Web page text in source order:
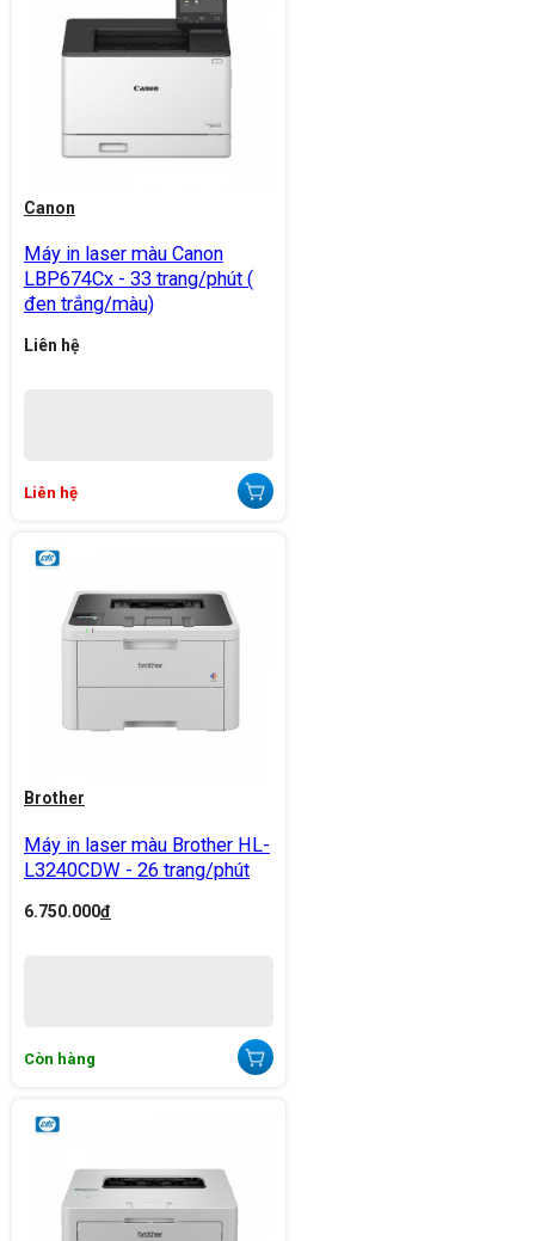
Canon
Máy in laser màu Canon
LBP674Cx - 33 trang/phút (
đen trắng/màu)
Liên hệ
Liên hệ
Brother
Máy in laser màu Brother HL-
L3240CDW - 26 trang/phút
6.750.000đ
Còn hàng